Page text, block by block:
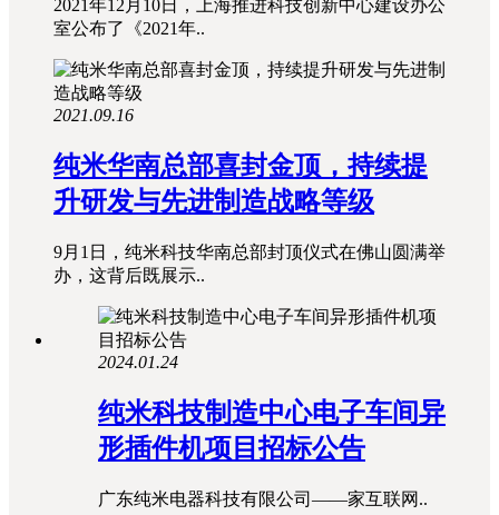
2021年12月10日，上海推进科技创新中心建设办公
室公布了《2021年..
2021.09.16
纯米华南总部喜封金顶，持续提
升研发与先进制造战略等级
9月1日，纯米科技华南总部封顶仪式在佛山圆满举
办，这背后既展示..
2024.01.24
纯米科技制造中心电子车间异
形插件机项目招标公告
广东纯米电器科技有限公司——家互联网..